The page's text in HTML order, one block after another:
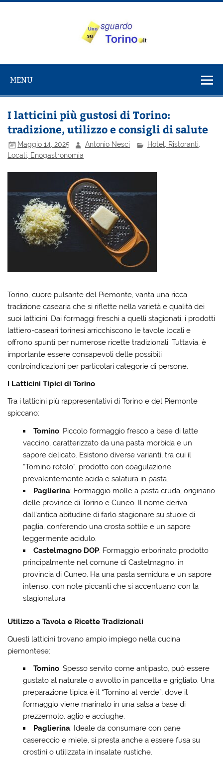
Salta
su Torino
MENU
I latticini più gustosi di Torino:
tradizione, utilizzo e consigli di salute
Maggio 14, 2025 Antonio Nesci
Hotel, Ristoranti,
Locali, Enogastronomia
Torino, cuore pulsante del Piemonte, vanta una ricca
tradizione casearia che si riflette nella varietà e qualità dei
suoi latticini. Dai formaggi freschi a quelli stagionati, i prodotti
lattiero-caseari torinesi arricchiscono le tavole locali e
offrono spunti per numerose ricette tradizionali. Tuttavia, è
importante essere consapevoli delle possibili
controindicazioni per particolari categorie di persone.
I Latticini Tipici di Torino
Tra i latticini più rappresentativi di Torino e del Piemonte
spiccano:
Tomino: Piccolo formaggio fresco a base di latte
vaccino, caratterizzato da una pasta morbida e un
sapore delicato. Esistono diverse varianti, tra cui il
“Tomino rotolo”, prodotto con coagulazione
prevalentemente acida e salatura in pasta.
Paglierina: Formaggio molle a pasta cruda, originario
delle province di Torino e Cuneo. Il nome deriva
dall’antica abitudine di farlo stagionare su stuoie di
paglia, conferendo una crosta sottile e un sapore
leggermente acidulo.
Castelmagno DOP: Formaggio erborinato prodotto
principalmente nel comune di Castelmagno, in
provincia di Cuneo. Ha una pasta semidura e un sapore
intenso, con note piccanti che si accentuano con la
stagionatura.
Utilizzo a Tavola e Ricette Tradizionali
Questi latticini trovano ampio impiego nella cucina
piemontese:
Tomino: Spesso servito come antipasto, può essere
gustato al naturale o avvolto in pancetta e grigliato. Una
preparazione tipica è il “Tomino al verde”, dove il
formaggio viene marinato in una salsa a base di
prezzemolo, aglio e acciughe.
Paglierina: Ideale da consumare con pane
casereccio e miele, si presta anche a essere fusa su
crostini o utilizzata in insalate rustiche.